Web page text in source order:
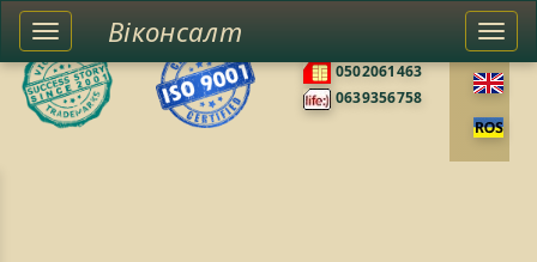
0502061463
0639356758
Toggle
left
sidebar
Віконсалт